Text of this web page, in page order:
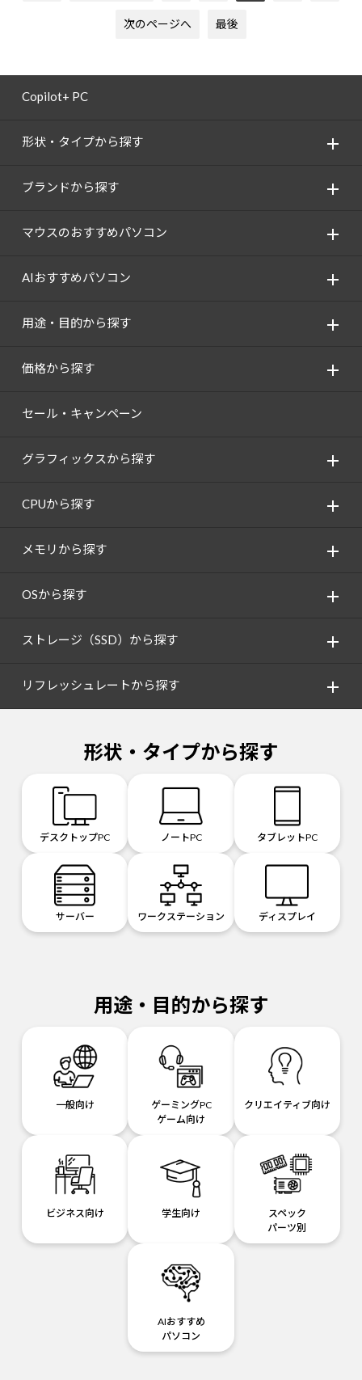
次のページへ 最後
Copilot+ PC
形状・タイプから探す
ブランドから探す
マウスのおすすめパソコン
AIおすすめパソコン
用途・目的から探す
価格から探す
セール・キャンペーン
グラフィックスから探す
CPUから探す
メモリから探す
OSから探す
ストレージ（SSD）から探す
リフレッシュレートから探す
形状・タイプから探す
デスクトップPC ノートPC タブレットPC
サーバー ワークステーション ディスプレイ
用途・目的から探す
一般向け
ゲーミングPC
ゲーム向け
クリエイティブ向け
ビジネス向け 学生向け
スペック
パーツ別
AIおすすめ
パソコン